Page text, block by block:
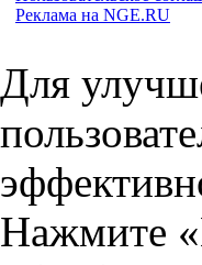
Реклама на NGE.RU
Для
Нажмите